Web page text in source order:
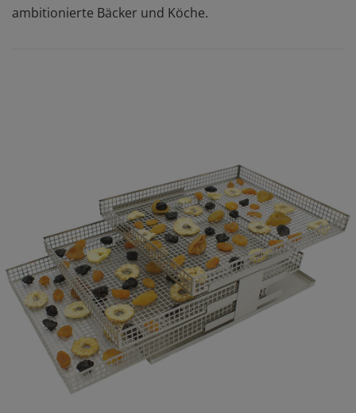
ambitionierte Bäcker und Köche.